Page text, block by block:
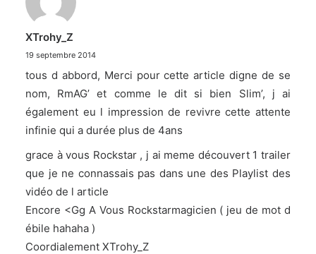
XTrohy_Z
19 septembre 2014
tous d abbord, Merci pour cette article digne de se
nom, RmAG’ et comme le dit si bien Slim’, j ai
également eu l impression de revivre cette attente
infinie qui a durée plus de 4ans
grace à vous Rockstar , j ai meme découvert 1 trailer
que je ne connassais pas dans une des Playlist des
vidéo de l article
Encore <Gg A Vous Rockstarmagicien ( jeu de mot d
ébile hahaha )
Coordialement XTrohy_Z